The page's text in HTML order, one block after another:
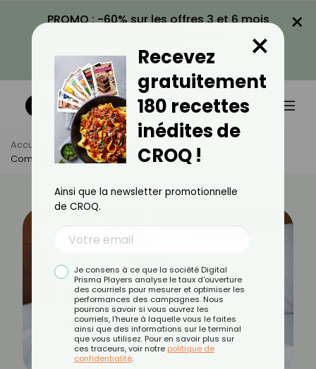
PROMO : -60% sur les offres 3 et 6 mois
VOIR LA PROMO
×
Accueil Actus
Quotidien
Comment Se Débarrasser Des Punaises De Lit ?
Recevez
gratuitement
180 recettes
inédites de
CROQ !
×
Ainsi que la newsletter promotionnelle
de CROQ.
Je consens à ce que la société Digital
Prisma Players analyse le taux d'ouverture
des courriels pour mesurer et optimiser les
performances des campagnes. Nous
pourrons savoir si vous ouvrez les
courriels, l'heure à laquelle vous le faites
ainsi que des informations sur le terminal
que vous utilisez. Pour en savoir plus sur
ces traceurs, voir notre politique de
confidentialité.